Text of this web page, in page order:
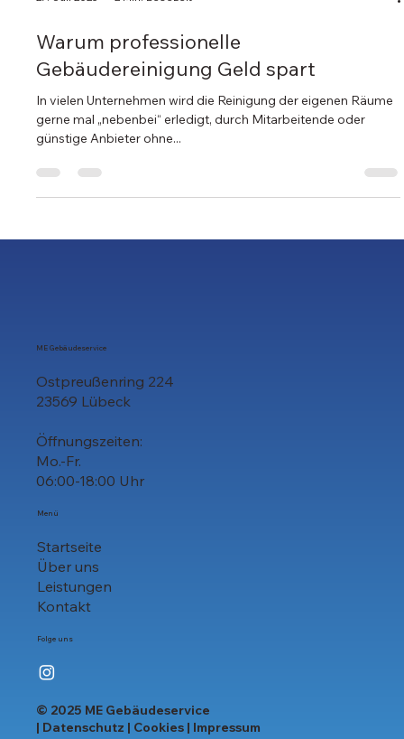
Warum professionelle
Gebäudereinigung Geld spart
In vielen Unternehmen wird die Reinigung der eigenen Räume
gerne mal „nebenbei“ erledigt, durch Mitarbeitende oder
günstige Anbieter ohne...
ME Gebäudeservice
Ostpreußenring 224
23569 Lübeck
Öffnungszeiten:
Mo.-Fr.
06:00-18:00 Uhr
Menü
Startseite
Über uns
Leistungen
Kontakt
Folge uns